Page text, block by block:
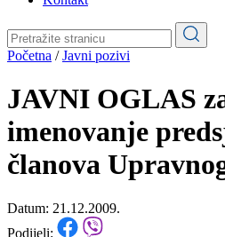
Pale-Prača
Kontakt
Početna/Javni pozivi
JAVNI OGLAS
imenovanje
članova